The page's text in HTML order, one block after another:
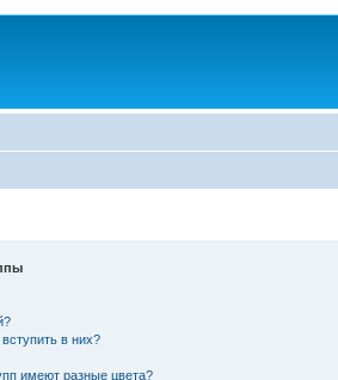
в них?
имеют разные цвета?